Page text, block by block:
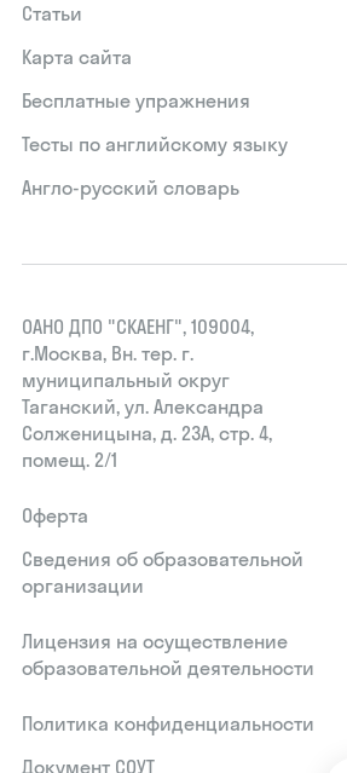
Статьи
Карта сайта
Бесплатные упражнения
Тесты по английскому языку
Англо-русский словарь
ОАНО ДПО "СКАЕНГ", 109004,
г.Москва, Вн. тер. г.
муниципальный округ
Таганский, ул. Александра
Солженицына, д. 23А, стр. 4,
помещ. 2/1
Оферта
Сведения об образовательной
организации
Лицензия на осуществление
образовательной деятельности
Политика конфиденциальности
Документ СОУТ